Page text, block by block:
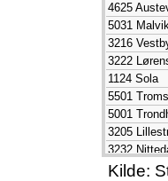
4625
5031
3216
3222
1124 Sola
5501
5001
3205
3232
3230
Kilde: